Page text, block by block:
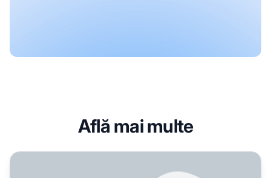
Află mai multe
Interogare conversațională